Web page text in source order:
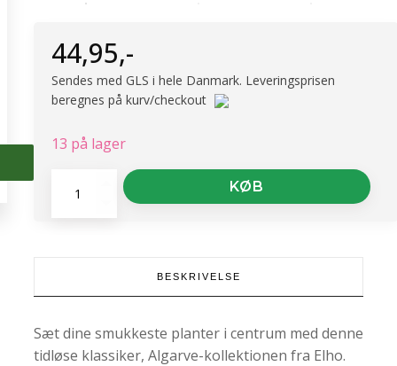
44,95,-
Sendes med GLS i hele Danmark. Leveringsprisen
beregnes på kurv/checkout
13 på lager
KØB
BESKRIVELSE
Sæt dine smukkeste planter i centrum med denne
tidløse klassiker, Algarve-kollektionen fra Elho.